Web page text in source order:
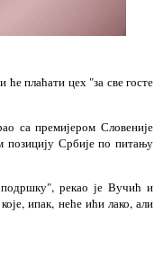
ће плаћати цех "за све госте
са премијером Словеније
позицију Србије по питању
рекао је Вучић и
ипак, неће ићи лако, али